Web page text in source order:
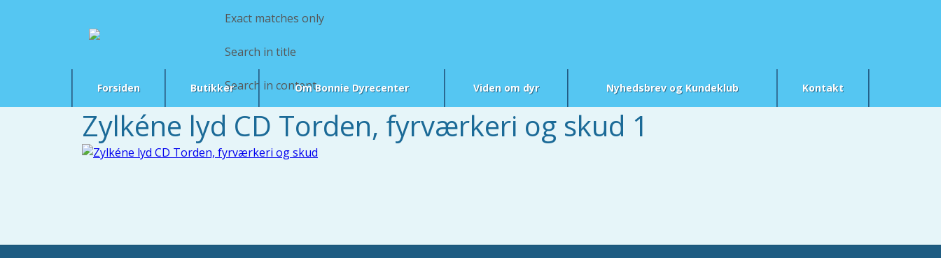
Exact matches only
Search in title
Search in content
Forsiden Butikker Om Bonnie Dyrecenter Viden om dyr Nyhedsbrev og Kundeklub Kontakt
Zylkéne lyd CD Torden, fyrværkeri og skud 1